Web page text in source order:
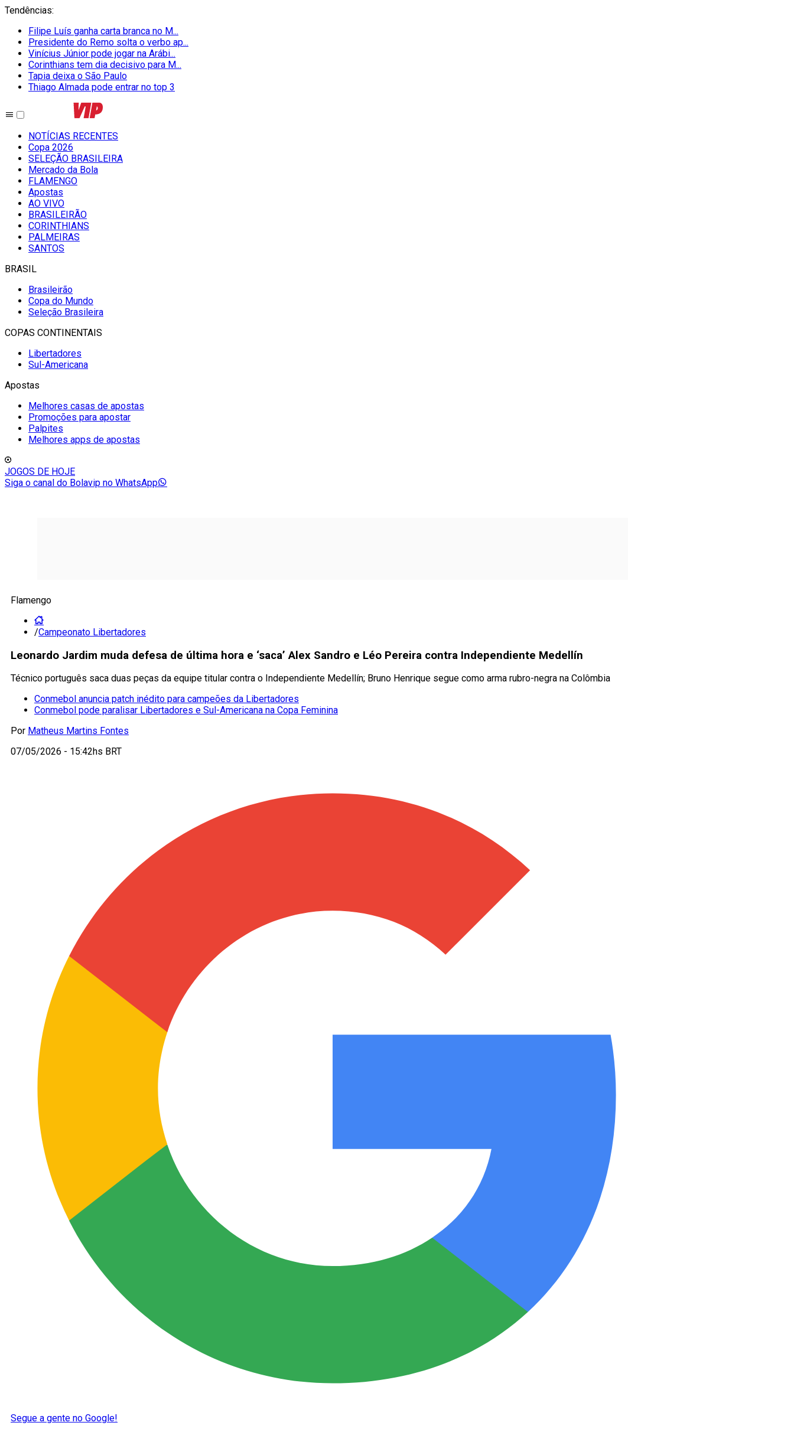
Tendências:
Filipe Luís ganha carta branca no M...
Presidente do Remo solta o verbo ap...
Vinícius Júnior pode jogar na Arábi...
Corinthians tem dia decisivo para M...
Tapia deixa o São Paulo
Thiago Almada pode entrar no top 3
NOTÍCIAS RECENTES
Copa 2026
SELEÇÃO BRASILEIRA
Mercado da Bola
FLAMENGO
Apostas
AO VIVO
BRASILEIRÃO
CORINTHIANS
PALMEIRAS
SANTOS
BRASIL
Brasileirão
Copa do Mundo
Seleção Brasileira
COPAS CONTINENTAIS
Libertadores
Sul-Americana
Apostas
Melhores casas de apostas
Promoções para apostar
Palpites
Melhores apps de apostas
JOGOS DE HOJE
Siga o canal do Bolavip no WhatsApp
Flamengo
/Campeonato Libertadores
Leonardo Jardim muda defesa de última hora e ‘saca’ Alex Sandro e Léo Pereira contra Independiente Medellín
Técnico português saca duas peças da equipe titular contra o Independiente Medellín; Bruno Henrique segue como arma rubro-negra na Colômbia
Conmebol anuncia patch inédito para campeões da Libertadores
Conmebol pode paralisar Libertadores e Sul-Americana na Copa Feminina
Por Matheus Martins Fontes
07/05/2026 - 15:42hs BRT
Segue a gente no Google!